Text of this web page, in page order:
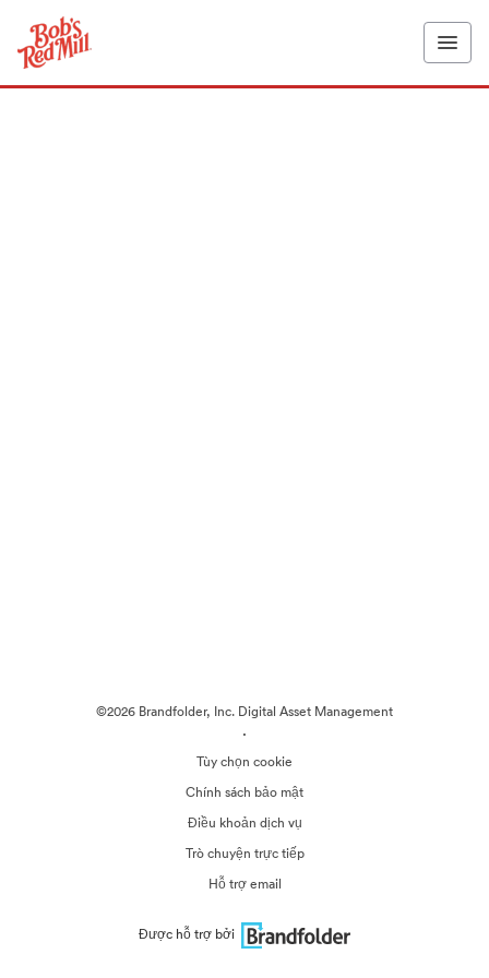
©2026 Brandfolder, Inc. Digital Asset Management
·
Tùy chọn cookie
Chính sách bảo mật
Điều khoản dịch vụ
Trò chuyện trực tiếp
Hỗ trợ email
Được hỗ trợ bởi